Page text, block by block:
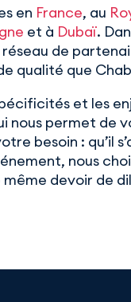
en France, au
et à Dubaï.
de
qualité que
et les
nous permet de
besoin : qu’il
nous
devoir de